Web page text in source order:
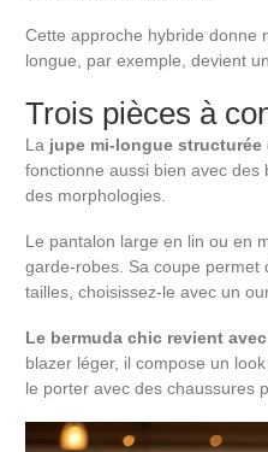
Cette approche hybride donne
longue, par exemple, devient
Trois pièces à
La jupe mi-longue structurée
fonctionne aussi bien avec des
des morphologies.
Le pantalon large en lin ou en
garde-robes. Sa coupe permet
tailles, choisissez-le avec un
Le bermuda chic revient
blazer léger, il compose un
le porter avec des chaussures